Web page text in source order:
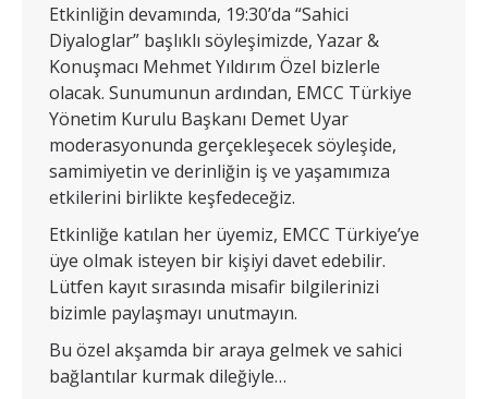
Etkinliğin devamında, 19:30’da “Sahici
Diyaloglar” başlıklı söyleşimizde, Yazar &
Konuşmacı Mehmet Yıldırım Özel bizlerle
olacak. Sunumunun ardından, EMCC Türkiye
Yönetim Kurulu Başkanı Demet Uyar
moderasyonunda gerçekleşecek söyleşide,
samimiyetin ve derinliğin iş ve yaşamımıza
etkilerini birlikte keşfedeceğiz.
Etkinliğe katılan her üyemiz, EMCC Türkiye’ye
üye olmak isteyen bir kişiyi davet edebilir.
Lütfen kayıt sırasında misafir bilgilerinizi
bizimle paylaşmayı unutmayın.
Bu özel akşamda bir araya gelmek ve sahici
bağlantılar kurmak dileğiyle…